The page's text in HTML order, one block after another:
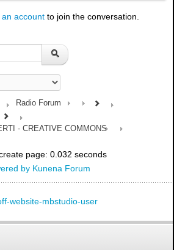
account to join the conversation.
Radio Forum
- CREATIVE COMMONS
page: 0.032 seconds
by Kunena Forum